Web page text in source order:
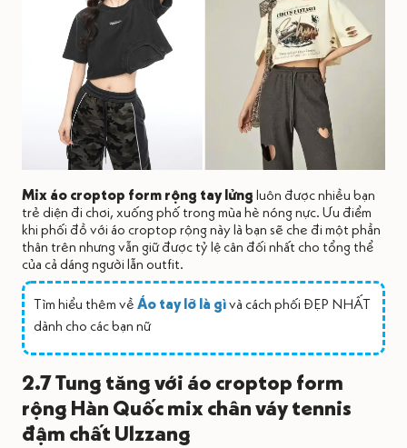
Mix áo croptop form rộng tay lửng luôn được nhiều bạn
trẻ diện đi chơi, xuống phố trong mùa hè nóng nực. Ưu điểm
khi phối đồ với áo croptop rộng này là bạn sẽ che đi một phần
thân trên nhưng vẫn giữ được tỷ lệ cân đối nhất cho tổng thể
của cả dáng người lẫn outfit.
Tìm hiểu thêm vềÁo tay lỡ là gìvà cách phối ĐẸP NHẤT
dành cho các bạn nữ
2.7 Tung tăng với áo croptop form
rộng Hàn Quốc mix chân váy tennis
đậm chất Ulzzang